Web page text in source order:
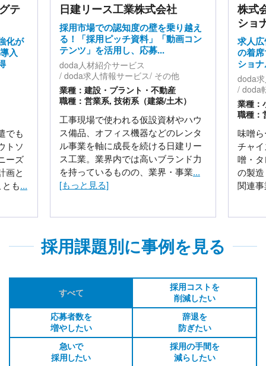
テ
化が
入
でも
トソ
ーズ
画と
も...
日建リース工業株式会社
採用市場での認知度の壁を乗り越え
る！「採用ピッチ資料」「動画コン
テンツ」を活用し、応募...
doda人材紹介サービス
doda求人情報サービス その他
業種：建設・プラント・不動産
職種：営業系, 技術系（建築/土木）
工事現場で使われる仮設資材やハウ
ス備品、オフィス機器などのレンタ
ル事業を軸に成長を続ける日建リー
ス工業。業界内では高いブランド力
を持っているものの、業界・事業...
[もっと見る]
株式
ショ
求人
の着
ショ
doda
doda
業種：
職種：
味噌
チャ
噌・
の製
関連
採用課題別に事例を見る
すべて
採用コストを
削減したい
応募者数を
増やしたい
辞退を
防ぎたい
急いで
採用したい
採用の手間を
減らしたい